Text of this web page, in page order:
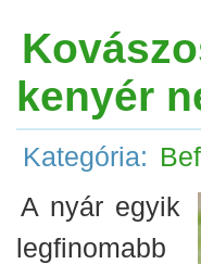
kenyér
Kategória:
A nyár egyik
legfinomabb